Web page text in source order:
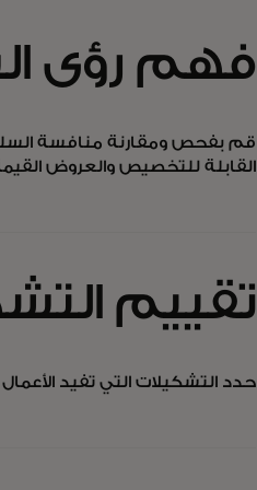
فهم رؤى
قم بفحص ومقارنة منافسة
القابلة للتخصيص والعروض
تقييم
حدد التشكيلات التي تفيد